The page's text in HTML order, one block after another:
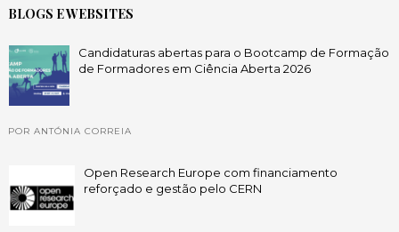
BLOGS E WEBSITES
Candidaturas abertas para o Bootcamp de Formação
de Formadores em Ciência Aberta 2026
POR ANTÓNIA CORREIA
Open Research Europe com financiamento
reforçado e gestão pelo CERN